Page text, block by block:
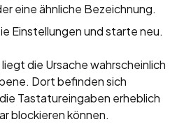
eine ähnliche Bezeichnung.
Einstellungen und starte neu.
die Ursache wahrscheinlich
Dort befinden sich
Tastatureingaben erheblich
blockieren können.